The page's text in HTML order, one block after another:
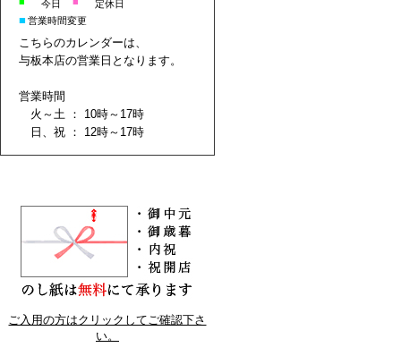
今日 定休日
■ 営業時間変更
こちらのカレンダーは、
与板本店の営業日となります。
営業時間
火～土 ： 10時～17時
日、祝 ： 12時～17時
ご入用の方はクリックしてご確認下さ
い。